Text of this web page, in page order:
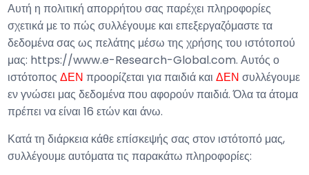
Αυτή η πολιτική απορρήτου σας παρέχει πληροφορίες
σχετικά με το πώς συλλέγουμε και επεξεργαζόμαστε τα
δεδομένα σας ως πελάτης μέσω της χρήσης του ιστότοπού
μας: https://www.e-Research-Global.com. Αυτός ο
ιστότοποςΔΕΝ προορίζεται για παιδιά καιΔΕΝ συλλέγουμε
εν γνώσει μας δεδομένα που αφορούν παιδιά. Όλα τα άτομα
πρέπει να είναι 16 ετών και άνω.
Κατά τη διάρκεια κάθε επίσκεψής σας στον ιστότοπό μας,
συλλέγουμε αυτόματα τις παρακάτω πληροφορίες: